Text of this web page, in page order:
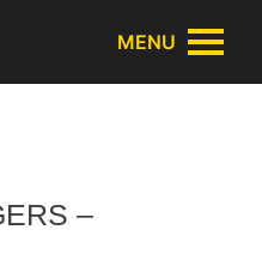
MENU
–